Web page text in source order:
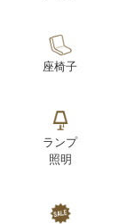
座椅子
ランプ
照明